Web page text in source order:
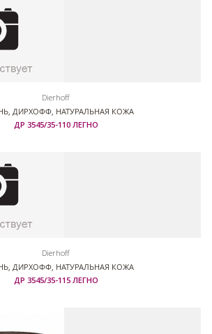
Dierhoff
ДИРХОФФ, НАТУРАЛЬНАЯ КОЖА
ДР 3545/35-110 ЛЕГНО
Dierhoff
ДИРХОФФ, НАТУРАЛЬНАЯ КОЖА
ДР 3545/35-115 ЛЕГНО